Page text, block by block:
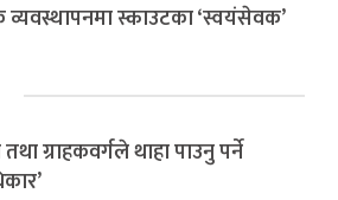
व्यवस्थापनमा स्काउटका ‘स्वयंसेवक’
ग्राहकवर्गले थाहा पाउनु पर्ने